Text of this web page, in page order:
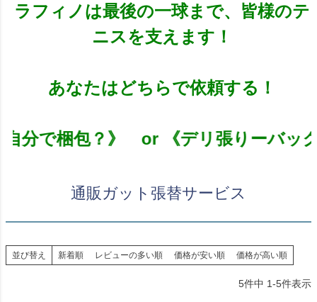
ラフィノは最後の一球まで、皆様のテ
ニスを支えます！
あなたはどちらで依頼する！
自分で梱包？》 or 《デリ張りーバ
通販ガット張替サービス
並び替え 新着順 レビューの多い順 価格が安い順 価格が高い順
5件中 1-5件表示